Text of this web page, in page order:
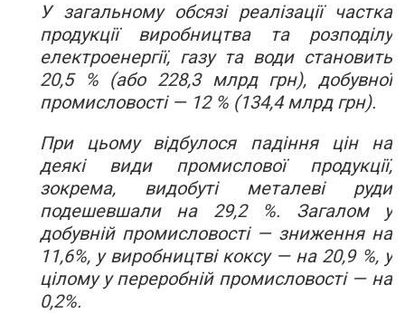
У загальному обсязі реалізації частка
продукції виробництва та розподілу
електроенергії, газу та води становить
20,5 % (або 228,3 млрд грн), добувної
промисловості — 12 % (134,4 млрд грн).
При цьому відбулося падіння цін на
деякі види промислової продукції,
зокрема, видобуті металеві руди
подешевшали на 29,2 %. Загалом у
добувній промисловості — зниження на
11,6%, у виробництві коксу — на 20,9 %, у
цілому у переробній промисловості — на
0,2%.